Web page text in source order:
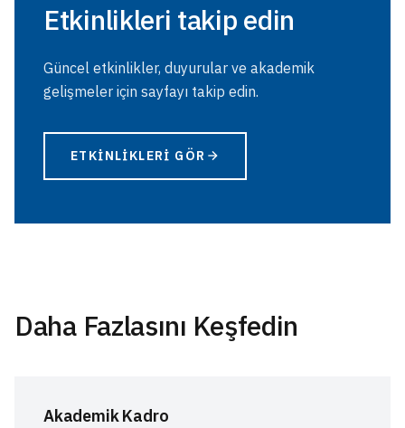
Etkinlikleri takip edin
Güncel etkinlikler, duyurular ve akademik
gelişmeler için sayfayı takip edin.
ETKINLIKLERI GÖR
Daha Fazlasını Keşfedin
Akademik Kadro